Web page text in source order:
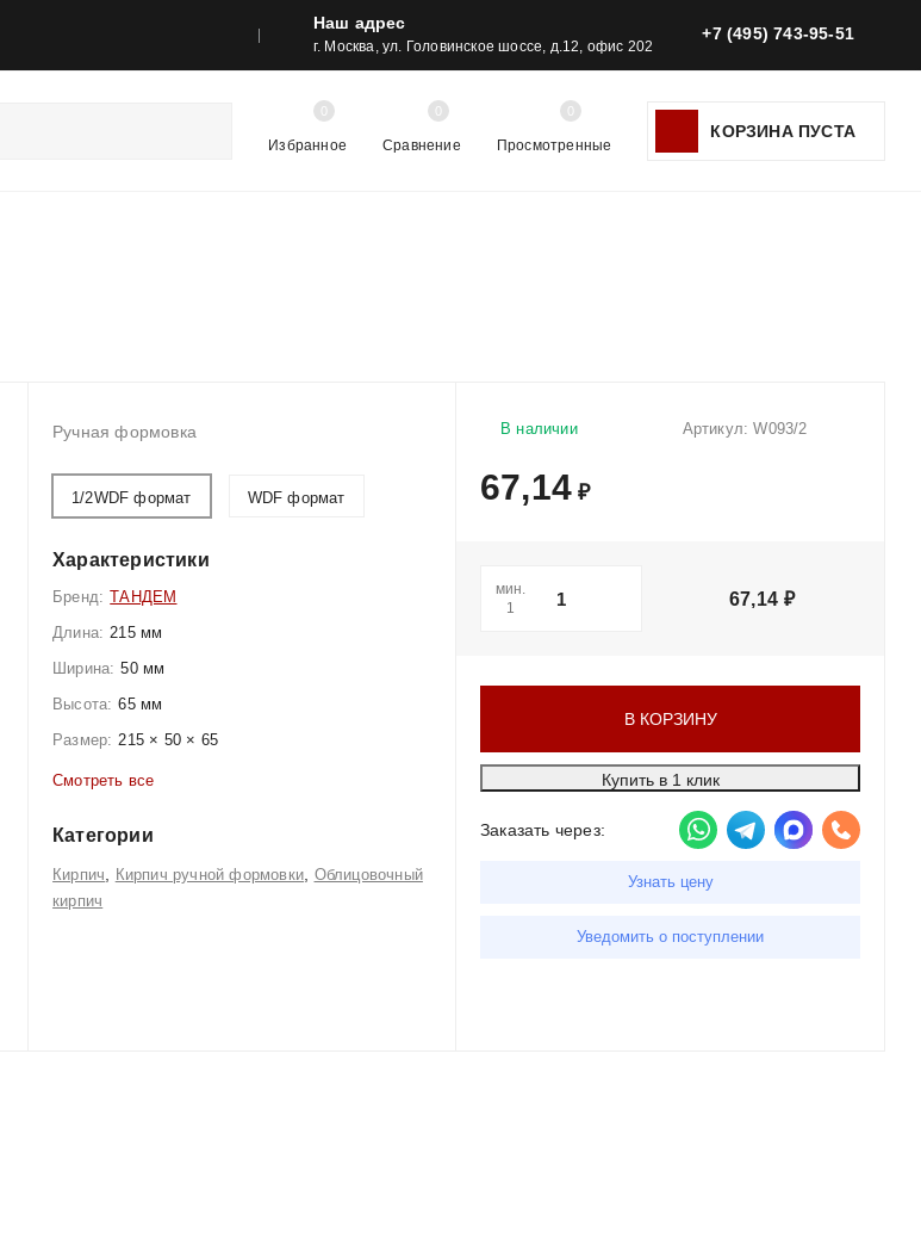
Наш адрес
г. Москва, ул. Головинское шоссе, д.12, офис 202
+7 (495) 743-95-51
Избранное
0
Сравнение
0
Просмотренные
0
КОРЗИНА ПУСТА
Ручная формовка
1/2WDF формат WDF формат
Характеристики
Бренд: ТАНДЕМ
Длина: 215 мм
Ширина: 50 мм
Высота: 65 мм
Размер: 215 × 50 × 65
Смотреть все
Категории
Кирпич Кирпич ручной формовки Облицовочный
кирпич
Артикул:W093/2
В наличии
67,14 ₽
мин.
1
67,14 ₽
В КОРЗИНУ
Купить в 1 клик
Заказать через:
Узнать цену
Уведомить о поступлении